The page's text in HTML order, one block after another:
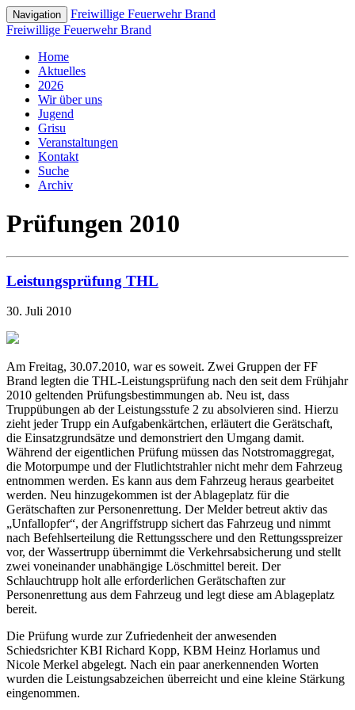
Navigation
Freiwillige Feuerwehr Brand
Freiwillige Feuerwehr Brand
Home
Aktuelles
2026
Wir über uns
Jugend
Grisu
Veranstaltungen
Kontakt
Suche
Archiv
Prüfungen 2010
Leistungsprüfung THL
30. Juli 2010
Am Freitag, 30.07.2010, war es soweit. Zwei Gruppen der FF
Brand legten die THL-Leistungsprüfung nach den seit dem Frühjahr
2010 geltenden Prüfungsbestimmungen ab. Neu ist, dass
Truppübungen ab der Leistungsstufe 2 zu absolvieren sind. Hierzu
zieht jeder Trupp ein Aufgabenkärtchen, erläutert die Gerätschaft,
die Einsatzgrundsätze und demonstriert den Umgang damit.
Während der eigentlichen Prüfung müssen das Notstromaggregat,
die Motorpumpe und der Flutlichtstrahler nicht mehr dem Fahrzeug
entnommen werden. Es kann aus dem Fahrzeug heraus gearbeitet
werden. Neu hinzugekommen ist der Ablageplatz für die
Gerätschaften zur Personenrettung. Der Melder betreut aktiv das
„Unfallopfer“, der Angriffstrupp sichert das Fahrzeug und nimmt
nach Befehlserteilung die Rettungsschere und den Rettungsspreizer
vor, der Wassertrupp übernimmt die Verkehrsabsicherung und stellt
zwei voneinander unabhängige Löschmittel bereit. Der
Schlauchtrupp holt alle erforderlichen Gerätschaften zur
Personenrettung aus dem Fahrzeug und legt diese am Ablageplatz
bereit.
Die Prüfung wurde zur Zufriedenheit der anwesenden
Schiedsrichter KBI Richard Kopp, KBM Heinz Horlamus und
Nicole Merkel abgelegt. Nach ein paar anerkennenden Worten
wurden die Leistungsabzeichen überreicht und eine kleine Stärkung
eingenommen.